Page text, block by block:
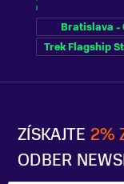
ZÍSKAJTE 2%
ODBER
Bratislava -
Trek Flagship